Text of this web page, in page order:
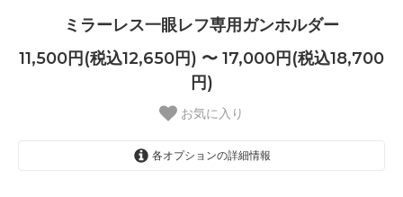
ミラーレス一眼レフ専用ガンホルダー
11,500円(税込12,650円) 〜 17,000円(税込18,700
円)
お気に入り
各オプションの詳細情報